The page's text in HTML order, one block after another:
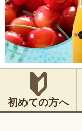
初めての方へ